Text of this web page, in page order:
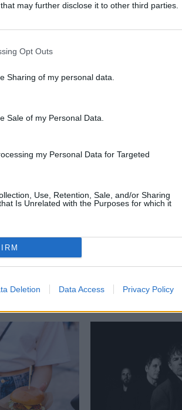
that may further disclose it to other third parties.
Opt Outs
Sharing of my personal data.
Sale of my Personal Data.
my Personal Data for Targeted
Use, Retention, Sale, and/or Sharing
Is Unrelated with the Purposes for which it
Deletion Data Access Privacy Policy
Αναγνώσεις” του
→
Δείτε επίσης